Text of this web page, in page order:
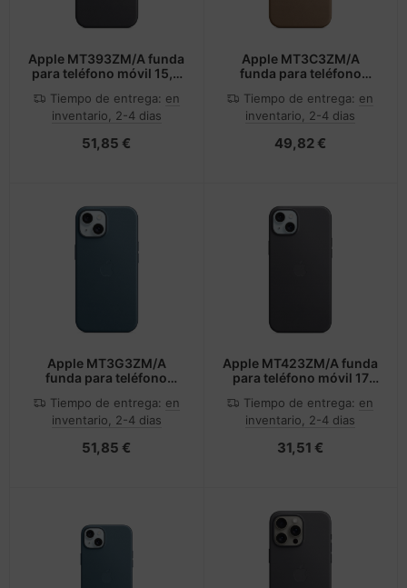
Apple MT393ZM/A funda
para teléfono móvil 15,5
Tiempo de entrega: en
inventario, 2-4 dias
51,85 €
Apple MT3C3ZM/A
funda para teléfono
pardo
Tiempo de entrega: en
inventario, 2-4 dias
49,82 €
Apple MT3G3ZM/A
funda para teléfono
Tiempo de entrega: en
inventario, 2-4 dias
51,85 €
Apple MT423ZM/A funda
para teléfono móvil 17
Tiempo de entrega: en
inventario, 2-4 dias
31,51 €